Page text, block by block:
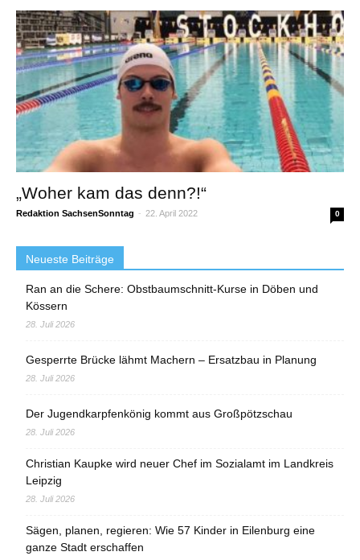
„Woher kam das denn?!“
Redaktion SachsenSonntag - 22. April 2022 0
Neueste Beiträge
Ran an die Schere: Obstbaumschnitt-Kurse in Döben und
Kössern
28. Juli 2026
Gesperrte Brücke lähmt Machern – Ersatzbau in Planung
28. Juli 2026
Der Jugendkarpfenkönig kommt aus Großpötzschau
28. Juli 2026
Christian Kaupke wird neuer Chef im Sozialamt im Landkreis
Leipzig
28. Juli 2026
Sägen, planen, regieren: Wie 57 Kinder in Eilenburg eine
ganze Stadt erschaffen